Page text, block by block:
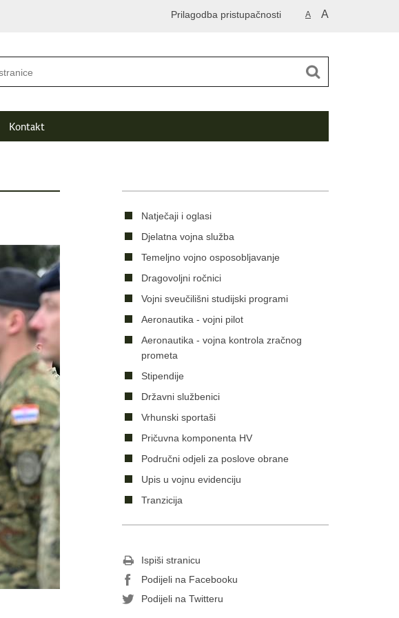
A A
Prilagodba pristupačnosti
Kontakt
Natječaji i oglasi
Djelatna vojna služba
Temeljno vojno osposobljavanje
Dragovoljni ročnici
Vojni sveučilišni studijski programi
Aeronautika - vojni pilot
Aeronautika - vojna kontrola zračnog
prometa
Stipendije
Državni službenici
Vrhunski sportaši
Pričuvna komponenta HV
Područni odjeli za poslove obrane
Upis u vojnu evidenciju
Tranzicija
Ispiši stranicu
Podijeli na Facebooku
Podijeli na Twitteru